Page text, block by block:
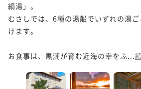
絹湯」。
むさしでは、6種の湯船でいずれの湯
けます。
お食事は、黒潮が育む近海の幸をふ...